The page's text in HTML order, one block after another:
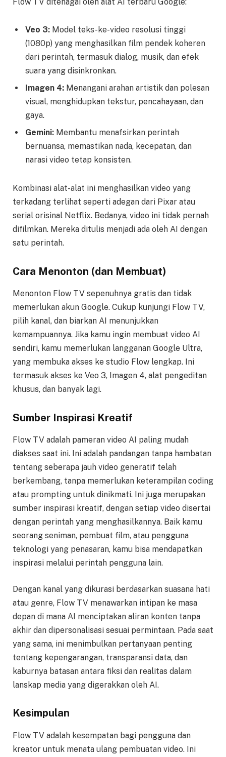
Veo 3: Model teks-ke-video resolusi tinggi
(1080p) yang menghasilkan film pendek koheren
dari perintah, termasuk dialog, musik, dan efek
suara yang disinkronkan.
Imagen 4: Menangani arahan artistik dan polesan
visual, menghidupkan tekstur, pencahayaan, dan
gaya.
Gemini: Membantu menafsirkan perintah
bernuansa, memastikan nada, kecepatan, dan
narasi video tetap konsisten.
Kombinasi alat-alat ini menghasilkan video yang
terkadang terlihat seperti adegan dari Pixar atau
serial orisinal Netflix. Bedanya, video ini tidak pernah
difilmkan. Mereka ditulis menjadi ada oleh AI dengan
satu perintah.
Cara Menonton (dan Membuat)
Menonton Flow TV sepenuhnya gratis dan tidak
memerlukan akun Google. Cukup kunjungi Flow TV,
pilih kanal, dan biarkan AI menunjukkan
kemampuannya. Jika kamu ingin membuat video AI
sendiri, kamu memerlukan langganan Google Ultra,
yang membuka akses ke studio Flow lengkap. Ini
termasuk akses ke Veo 3, Imagen 4, alat pengeditan
khusus, dan banyak lagi.
Sumber Inspirasi Kreatif
Flow TV adalah pameran video AI paling mudah
diakses saat ini. Ini adalah pandangan tanpa hambatan
tentang seberapa jauh video generatif telah
berkembang, tanpa memerlukan keterampilan coding
atau prompting untuk dinikmati. Ini juga merupakan
sumber inspirasi kreatif, dengan setiap video disertai
dengan perintah yang menghasilkannya. Baik kamu
seorang seniman, pembuat film, atau pengguna
teknologi yang penasaran, kamu bisa mendapatkan
inspirasi melalui perintah pengguna lain.
Dengan kanal yang dikurasi berdasarkan suasana hati
atau genre, Flow TV menawarkan intipan ke masa
depan di mana AI menciptakan aliran konten tanpa
akhir dan dipersonalisasi sesuai permintaan. Pada saat
yang sama, ini menimbulkan pertanyaan penting
tentang kepengarangan, transparansi data, dan
kaburnya batasan antara fiksi dan realitas dalam
lanskap media yang digerakkan oleh AI.
Kesimpulan
Flow TV adalah kesempatan bagi pengguna dan
kreator untuk menata ulang pembuatan video. Ini